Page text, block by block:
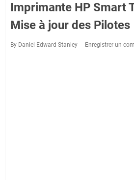
Imprimante HP Smart
Mise à jour des Pilotes
By Daniel Edward Stanley Enregistrer un